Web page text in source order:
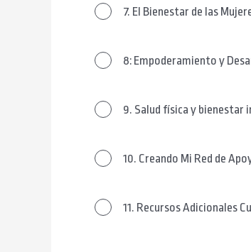
7. El Bienestar de las
8: Empoderamiento y
9. Salud física y bienestar
10. Creando Mi Red de
11. Recursos Adicionales